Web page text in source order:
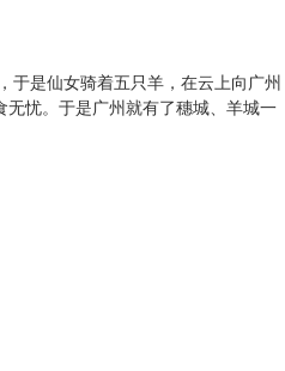
于是仙女骑着五只羊，在云上向广州
忧。于是广州就有了穗城、羊城一